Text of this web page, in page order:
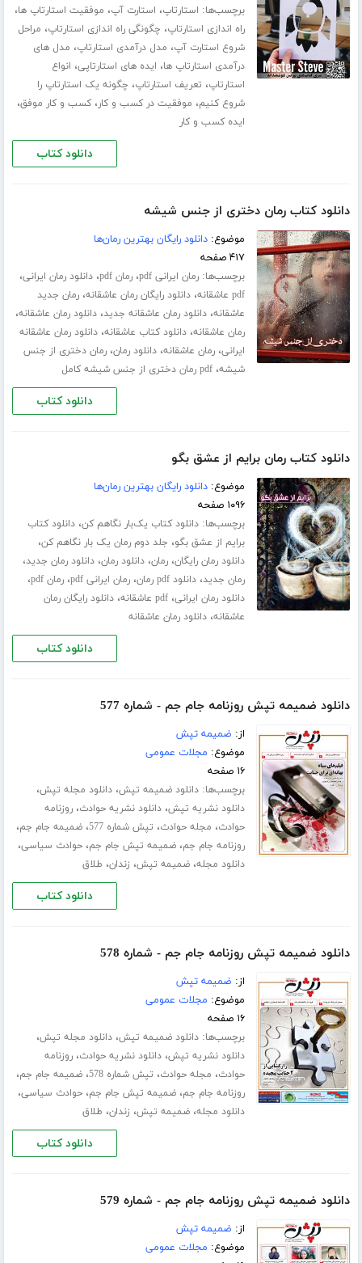
برچسب‌ها: استارتاپ، استارت آپ، موفقیت استارتاپ ها،
راه اندازی استارتاپ، چگونگی راه اندازی استارتاپ، مراحل
شروع استارت آپ، مدل درآمدی استارتاپ، مدل های
درآمدی استارتاپ ها، ایده های استارتاپی، انواع
استارتاپ، تعریف استارتاپ، چگونه یک استارتاپ را
شروع کنیم، موفقیت در کسب و کار،کسب و کار موفق،
ایده کسب و کار
دانلود کتاب
دانلود کتاب رمان دختری از جنس شیشه
موضوع:دانلود رایگان بهترین رمان‌ها
۴۱۷ صفحه
برچسب‌ها:رمان ایرانی pdf ،رمان pdf ،دانلود رمان ایرانی،
pdf عاشقانه ،دانلود رایگان رمان عاشقانه،رمان جدید
عاشقانه،دانلود رمان عاشقانه جدید،دانلود رمان عاشقانه،
رمان عاشقانه،دانلود کتاب عاشقانه،دانلود رمان عاشقانه
ایرانی،رمان عاشقانه،دانلود رمان،رمان دختری از جنس
شیشه،pdf رمان دختری از جنس شیشه کامل
دانلود کتاب
دانلود کتاب رمان برایم از عشق بگو
موضوع:دانلود رایگان بهترین رمان‌ها
۱۰۹۶ صفحه
برچسب‌ها:دانلود کتاب یک‌بار نگاهم کن،دانلود کتاب
برایم از عشق بگو، جلد دوم رمان یک بار نگاهم کن،
دانلود رمان رایگان،رمان،دانلود رمان،دانلود رمان جدید،
رمان جدید،دانلود pdf رمان ،رمان ایرانی pdf ،رمان pdf ،
دانلود رمان ایرانی،pdf عاشقانه ،دانلود رایگان رمان
عاشقانه،دانلود رمان عاشقانه
دانلود کتاب
دانلود ضمیمه تپش روزنامه جام جم - شماره 577
از: ضمیمه تپش
موضوع: مجلات عمومی
۱۶ صفحه
برچسب‌ها:دانلود ضمیمه تپش،دانلود مجله تپش،
دانلود نشریه تپش،دانلود نشریه حوادث،روزنامه
حوادث، مجله حوادث، تپش شماره 577 ،ضمیمه جام جم،
روزنامه جام جم،ضمیمه تپش جام جم،حوادث سیاسی،
دانلود مجله،ضمیمه تپش، زندان، طلاق
دانلود کتاب
دانلود ضمیمه تپش روزنامه جام جم - شماره 578
از: ضمیمه تپش
موضوع: مجلات عمومی
۱۶ صفحه
برچسب‌ها:دانلود ضمیمه تپش،دانلود مجله تپش،
دانلود نشریه تپش،دانلود نشریه حوادث،روزنامه
حوادث، مجله حوادث، تپش شماره 578 ،ضمیمه جام جم،
روزنامه جام جم،ضمیمه تپش جام جم،حوادث سیاسی،
دانلود مجله،ضمیمه تپش، زندان، طلاق
دانلود کتاب
دانلود ضمیمه تپش روزنامه جام جم - شماره 579
از: ضمیمه تپش
موضوع: مجلات عمومی